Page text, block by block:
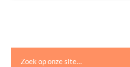
Zoek op onze site…